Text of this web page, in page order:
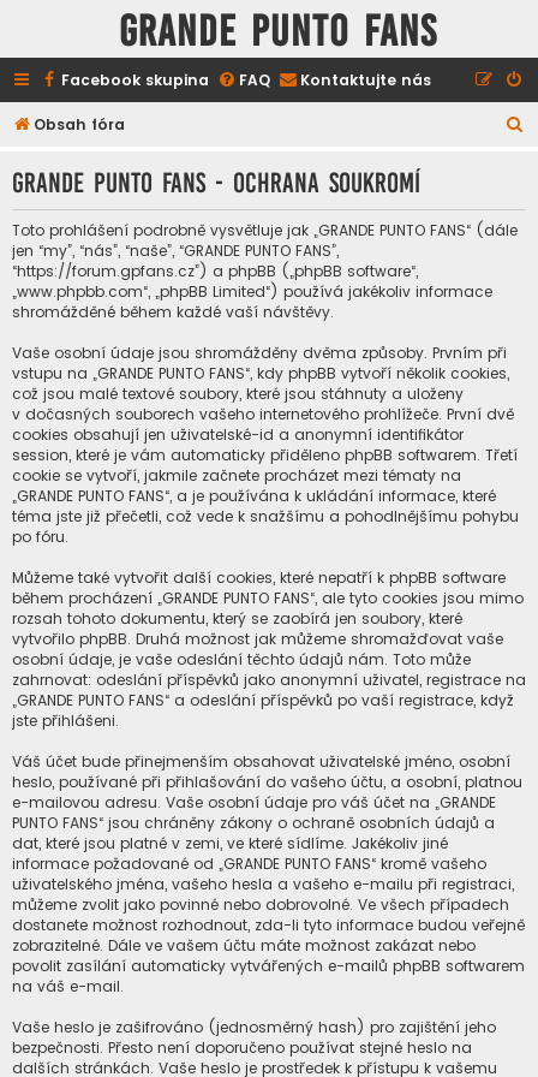
GRANDE PUNTO FANS
Facebook skupina FAQ Kontaktujte nás
Obsah fóra
d
GRANDE PUNTO FANS - Ochrana soukromí
Toto prohlášení podrobně vysvětluje jak „GRANDE PUNTO FANS“ (dále
jen “my”, “nás”, “naše”, “GRANDE PUNTO FANS”,
“https://forum.gpfans.cz”) a phpBB („phpBB software“,
„www.phpbb.com“, „phpBB Limited“) používá jakékoliv informace
shromážděné během každé vaší návštěvy.
Vaše osobní údaje jsou shromážděny dvěma způsoby. Prvním při
vstupu na „GRANDE PUNTO FANS“, kdy phpBB vytvoří několik cookies,
což jsou malé textové soubory, které jsou stáhnuty a uloženy
v dočasných souborech vašeho internetového prohlížeče. První dvě
cookies obsahují jen uživatelské-id a anonymní identifikátor
session, které je vám automaticky přiděleno phpBB softwarem. Třetí
cookie se vytvoří, jakmile začnete procházet mezi tématy na
„GRANDE PUNTO FANS“, a je používána k ukládání informace, které
téma jste již přečetli, což vede k snažšímu a pohodlnějšímu pohybu
po fóru.
Můžeme také vytvořit další cookies, které nepatří k phpBB software
během procházení „GRANDE PUNTO FANS“, ale tyto cookies jsou mimo
rozsah tohoto dokumentu, který se zaobírá jen soubory, které
vytvořilo phpBB. Druhá možnost jak můžeme shromažďovat vaše
osobní údaje, je vaše odeslání těchto údajů nám. Toto může
zahrnovat: odeslání příspěvků jako anonymní uživatel, registrace na
„GRANDE PUNTO FANS“ a odeslání příspěvků po vaší registrace, když
jste přihlášeni.
Váš účet bude přinejmenším obsahovat uživatelské jméno, osobní
heslo, používané při přihlašování do vašeho účtu, a osobní, platnou
e-mailovou adresu. Vaše osobní údaje pro váš účet na „GRANDE
PUNTO FANS“ jsou chráněny zákony o ochraně osobních údajů a
dat, které jsou platné v zemi, ve které sídlíme. Jakékoliv jiné
informace požadované od „GRANDE PUNTO FANS“ kromě vašeho
uživatelského jména, vašeho hesla a vašeho e-mailu při registraci,
můžeme zvolit jako povinné nebo dobrovolné. Ve všech případech
dostanete možnost rozhodnout, zda-li tyto informace budou veřejně
zobrazitelné. Dále ve vašem účtu máte možnost zakázat nebo
povolit zasílání automaticky vytvářených e-mailů phpBB softwarem
na váš e-mail.
Vaše heslo je zašifrováno (jednosměrný hash) pro zajištění jeho
bezpečnosti. Přesto není doporučeno používat stejné heslo na
dalších stránkách. Vaše heslo je prostředek k přístupu k vašemu